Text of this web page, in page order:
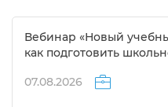
ебинар «Новый
как подготовить
07.08.2026